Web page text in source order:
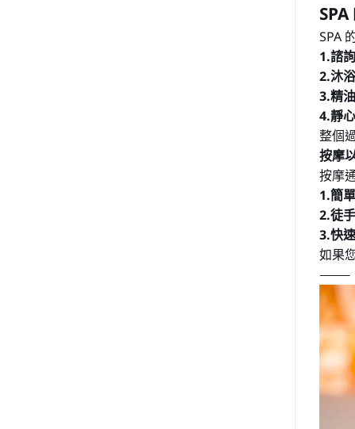
SPA
1.諮
2.沐
3.精
4.靜
整個
按摩
按摩
1.簡
2.徒
3.快
如果
⸻